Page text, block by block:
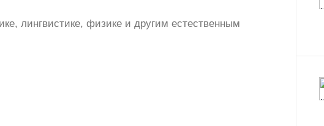
лингвистике, физике и другим естественным